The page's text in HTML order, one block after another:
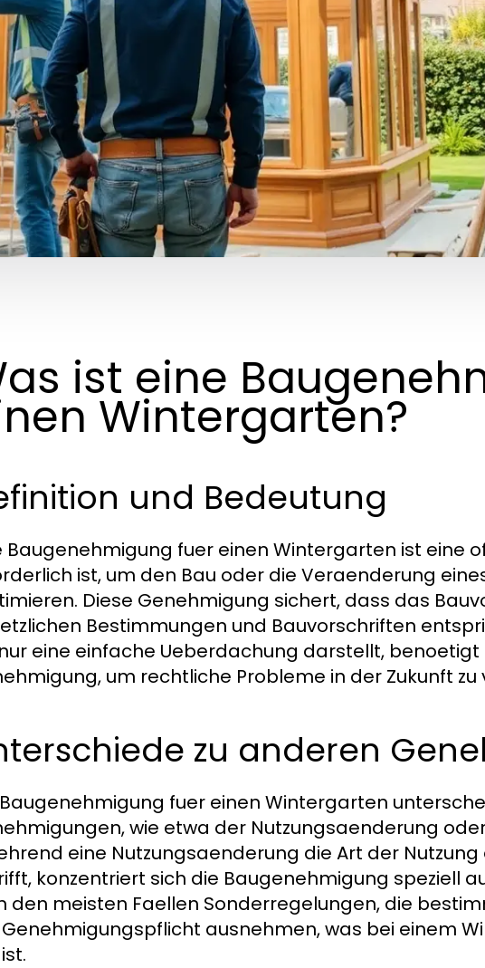
ist eine
Wintergarten?
und Bedeutung
Baugenehmigung fuer einen Wintergarten ist eine
ist, um den Bau oder die Veraenderung
Diese Genehmigung sichert, dass das
Bestimmungen und Bauvorschriften
eine einfache Ueberdachung darstellt, benoetigt
um rechtliche Probleme in der Zukunft zu
zu anderen
fuer einen Wintergarten
wie etwa der Nutzungsaenderung
eine Nutzungsaenderung die Art der
konzentriert sich die Baugenehmigung speziell
den meisten Faellen Sonderregelungen, die
ausnehmen, was bei einem